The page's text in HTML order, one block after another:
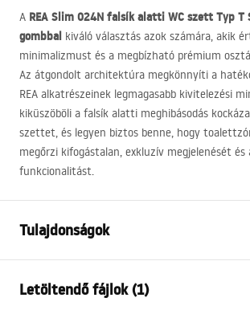
A REA Slim 024N falsík alatti WC szett Typ T
gombbal kiváló választás azok számára, akik
minimalizmust és a megbízható prémium
Az átgondolt architektúra megkönnyíti a
REA alkatrészeinek legmagasabb kivitelezési
kiküszöböli a falsík alatti meghibásodás
szettet, és legyen biztos benne, hogy
megőrzi kifogástalan, exkluzív megjelenését és
funkcionalitást.
Tulajdonságok
Modell
Letöltendő fájlok (1)